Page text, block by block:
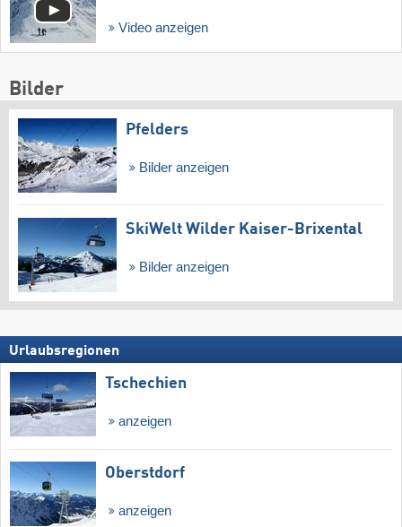
Video anzeigen
Bilder
Pfelders
Bilder anzeigen
SkiWelt Wilder Kaiser-Brixental
Bilder anzeigen
Urlaubsregionen
Tschechien
anzeigen
Oberstdorf
anzeigen